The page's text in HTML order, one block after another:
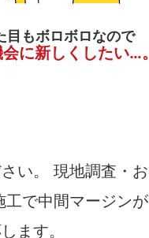
目もボロボロなので
に新しくしたい…。
い。 現地調査・お
工で中間マージンが
ます。